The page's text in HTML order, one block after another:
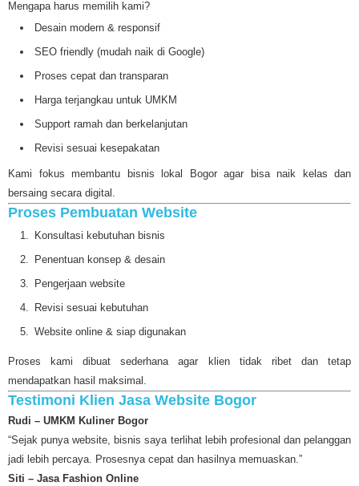
Mengapa harus memilih kami?
Desain modern & responsif
SEO friendly (mudah naik di Google)
Proses cepat dan transparan
Harga terjangkau untuk UMKM
Support ramah dan berkelanjutan
Revisi sesuai kesepakatan
Kami fokus membantu bisnis lokal Bogor agar bisa naik kelas dan
bersaing secara digital.
Proses Pembuatan Website
Konsultasi kebutuhan bisnis
Penentuan konsep & desain
Pengerjaan website
Revisi sesuai kebutuhan
Website online & siap digunakan
Proses kami dibuat sederhana agar klien tidak ribet dan tetap
mendapatkan hasil maksimal.
Testimoni Klien Jasa Website Bogor
Rudi – UMKM Kuliner Bogor
“Sejak punya website, bisnis saya terlihat lebih profesional dan pelanggan
jadi lebih percaya. Prosesnya cepat dan hasilnya memuaskan.”
Siti – Jasa Fashion Online